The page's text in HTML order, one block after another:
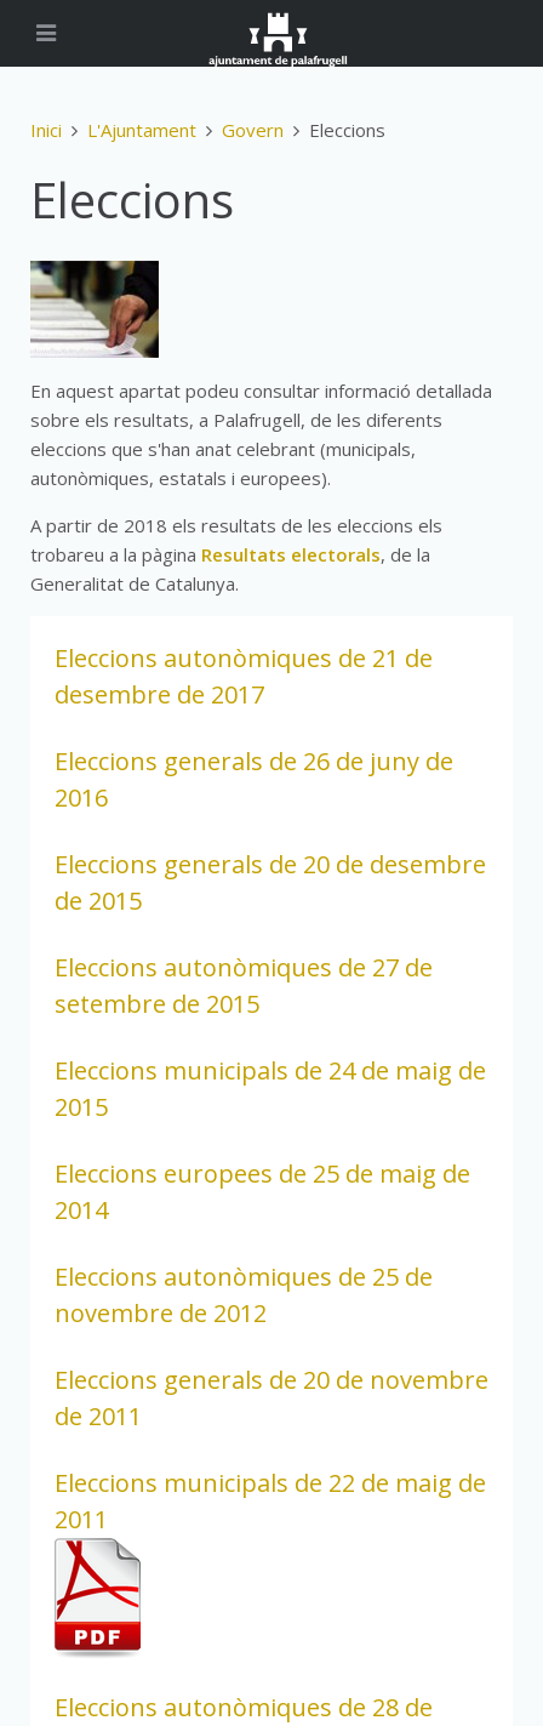
Inici L'Ajuntament Govern Eleccions
Eleccions
En aquest apartat podeu consultar informació detallada
sobre els resultats, a Palafrugell, de les diferents
eleccions que s'han anat celebrant (municipals,
autonòmiques, estatals i europees).
A partir de 2018 els resultats de les eleccions els
trobareu a la pàgina Resultats electorals, de la
Generalitat de Catalunya.
Eleccions autonòmiques de 21 de
desembre de 2017
Eleccions generals de 26 de juny de
2016
Eleccions generals de 20 de desembre
de 2015
Eleccions autonòmiques de 27 de
setembre de 2015
Eleccions municipals de 24 de maig de
2015
Eleccions europees de 25 de maig de
2014
Eleccions autonòmiques de 25 de
novembre de 2012
Eleccions generals de 20 de novembre
de 2011
Eleccions municipals de 22 de maig de
2011
Eleccions autonòmiques de 28 de